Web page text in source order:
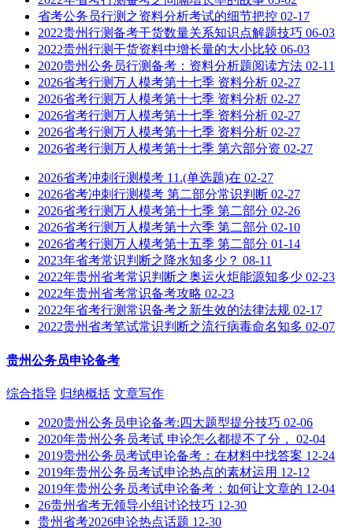
省考公务员行测之资料分析考试的细节把控 02-17
2022贵州行测备考干货数量关系知识点解题技巧 06-03
2022贵州行测干货资料中增长量的大小比较 06-03
2020贵州公务员行测备考：资料分析题阅读方法 02-11
2026省考行测万人模考第十七季 资料分析 02-27
2026省考行测万人模考第十七季 资料分析 02-27
2026省考行测万人模考第十七季 资料分析 02-27
2026省考行测万人模考第十七季 资料分析 02-27
2026省考行测万人模考第十七季 第六部分资 02-27
2026省考冲刺行测模考 11.(单选题)在 02-27
2026省考冲刺行测模考 第二部分常识判断 02-27
2026省考行测万人模考第十七季 第二部分 02-26
2026省考行测万人模考第十六季 第二部分 02-10
2026省考行测万人模考第十五季 第二部分 01-14
2023年省考常识判断之降水知多少？ 08-11
2022年贵州省考常识判断之奥运火炬能源知多少 02-23
2022年贵州省考常识备考攻略 02-23
2022年省考行测常识备考之新生效的法律法规 02-17
2022贵州省考笔试常识判断之流行病毒命名知多 02-07
贵州公务员申论备考
综合指导 归纳概括 文章写作
2020贵州公务员申论备考:四大题型提分技巧 02-06
2020年贵州公务员考试 申论怎么都提不了分， 02-04
2019贵州公务员考试申论备考：在材料中找答案 12-24
2019年贵州公务员考试申论热点的素材运用 12-12
2019年贵州公务员考试申论备考：如何让文章的 12-04
26贵州省考无领导小组讨论技巧 12-30
贵州省考2026申论热点话题 12-30